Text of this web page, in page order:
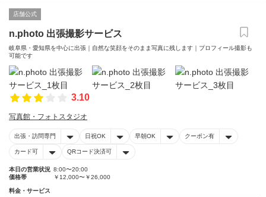
店舗公式
n.photo 出張撮影サービス
岐阜県・愛知県を中心に出張｜自然な笑顔をそのまま写真に残します｜プロフィール撮影も
可能です
3.10
写真館・フォトスタジオ
出張・訪問専門 日祝OK 早朝OK クーポン有
カード可 QRコード決済可
本日の営業状況 8:00〜20:00
価格帯
￥12,000〜￥26,000
料金・サービス